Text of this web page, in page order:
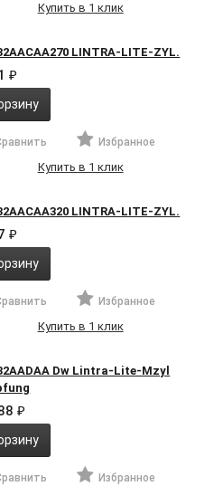
Купить в 1 клик
LINTRA-LITE-ZYL.
₽
Избранное
Купить в 1 клик
LINTRA-LITE-ZYL.
₽
Избранное
Купить в 1 клик
Dw Lintra-Lite-Mzyl
₽
Избранное